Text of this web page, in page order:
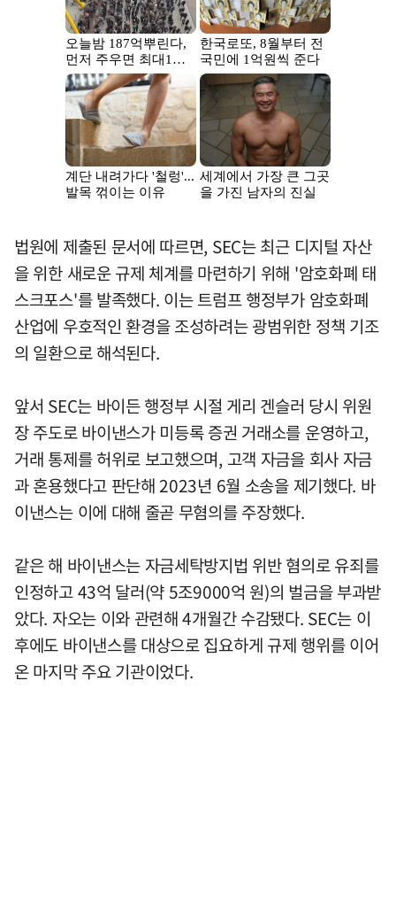
법원에 제출된 문서에 따르면, SEC는 최근 디지털 자산
을 위한 새로운 규제 체계를 마련하기 위해 '암호화폐 태
스크포스'를 발족했다. 이는 트럼프 행정부가 암호화폐
산업에 우호적인 환경을 조성하려는 광범위한 정책 기조
의 일환으로 해석된다.
앞서 SEC는 바이든 행정부 시절 게리 겐슬러 당시 위원
장 주도로 바이낸스가 미등록 증권 거래소를 운영하고,
거래 통제를 허위로 보고했으며, 고객 자금을 회사 자금
과 혼용했다고 판단해 2023년 6월 소송을 제기했다. 바
이낸스는 이에 대해 줄곧 무혐의를 주장했다.
같은 해 바이낸스는 자금세탁방지법 위반 혐의로 유죄를
인정하고 43억 달러(약 5조9000억 원)의 벌금을 부과받
았다. 자오는 이와 관련해 4개월간 수감됐다. SEC는 이
후에도 바이낸스를 대상으로 집요하게 규제 행위를 이어
온 마지막 주요 기관이었다.